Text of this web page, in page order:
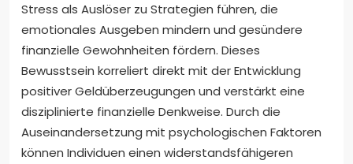
Stress als Auslöser zu Strategien führen, die
emotionales Ausgeben mindern und gesündere
finanzielle Gewohnheiten fördern. Dieses
Bewusstsein korreliert direkt mit der Entwicklung
positiver Geldüberzeugungen und verstärkt eine
disziplinierte finanzielle Denkweise. Durch die
Auseinandersetzung mit psychologischen Faktoren
können Individuen einen widerstandsfähigeren